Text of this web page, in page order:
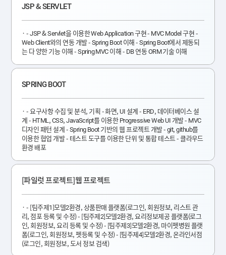
JSP & SERVLET
- JSP & Servlet을 이용한 Web Application 구현 - MVC Model 구현 -
Web Client와의 연동 개발 - Spring Boot 이해 - Spring Boot에서 제동되
는 다 양한 기능 이해 - Spring MVC 이해 - DB 연동 ORM 기술 이해
SPRING BOOT
- 요구사항 수집 및 분석, 기획 - 화면, UI 설계 - ERD, 데이터베이스 설
계 - HTML, CSS, JavaScript를 이용한 Progressive Web UI 개발 - MVC
디자인 패턴 설계 - Spring Boot 기반의 웹 프로젝트 개발 - git, github를
이용한 협업 개발 - 테스트 도구를 이용한 단위 및 통합 테스트 - 클라우드
환경 배포
[파일럿 프로젝트]웹 프로젝트
- [팀주제1]모델2환경, 상품판매 플랫폼(로그인, 회원정보, 리스트 관
리, 점포 등록 및 수정) - [팀주제2]모델2환경, 요리정보제공 플랫폼(로그
인, 회원정보, 요리 등록 및 수정) - [팀주제3]모델2환경, 마이펫병원 플랫
폼(로그인, 회원정보, 펫등록 및 수정) - [팀주제4]모델2환경, 온라인서점
(로그인, 회원정보, 도서 정보 검색)